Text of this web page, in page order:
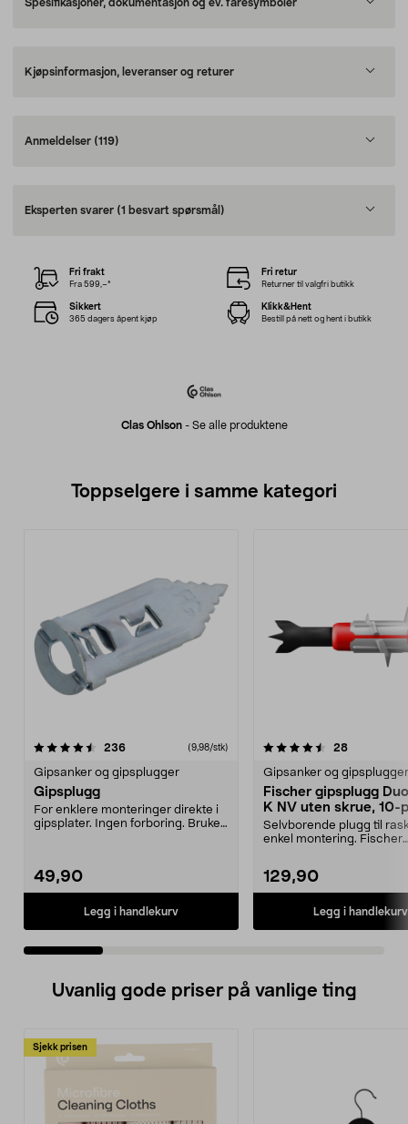
Spesifikasjoner, dokumentasjon og ev. faresymboler
Kjøpsinformasjon, leveranser og returer
Anmeldelser (119)
Eksperten svarer (1 besvart spørsmål)
Clas Ohlson- Se alle produktene
Fri frakt
Fra 599,–*
Fri retur
Returner til valgfri butikk
Sikkert
365 dagers åpent kjøp
Klikk&Hent
Bestill på nett og hent i butikk
Toppselgere i samme kategori
236anmeldelser(9,98/stk)
Gipsanker og gipsplugger
Gipsplugg
For enklere monteringer direkte i
gipsplater. Ingen forboring. Brukes
49,90
Legg i handlekurv
4.5 av 5 stjerner 28
Gipsanker og gipsplugger
Fischer gipsplugg
K NV uten skrue, 10-
Selvborende plugg til
enkel montering. Fischer
129,90
Legg i handlekurv
4.0 av 5 stjerner
Uvanlig gode priser på vanlige ting
Sjekk prisen